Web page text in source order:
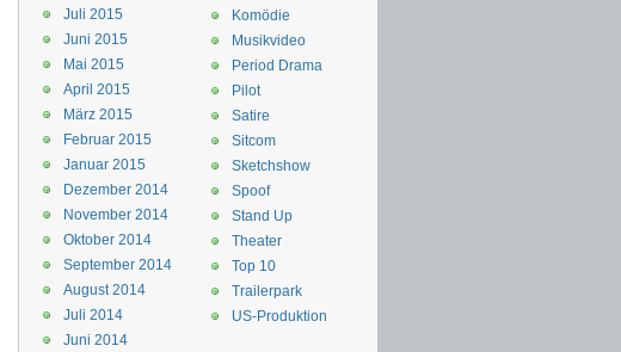
Komödie
Musikvideo
Period Drama
Pilot
Satire
Sitcom
Sketchshow
Spoof
Stand Up
Theater
Top 10
Trailerpark
US-Produktion
Juli 2015
Juni 2015
Mai 2015
April 2015
März 2015
Februar 2015
Januar 2015
Dezember 2014
November 2014
Oktober 2014
September 2014
August 2014
Juli 2014
Juni 2014